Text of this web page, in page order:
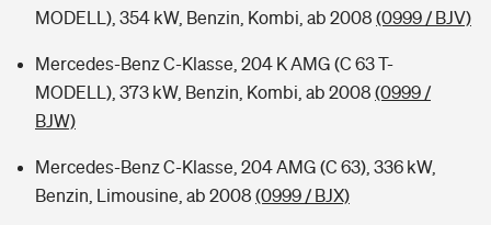
MODELL), 354 kW, Benzin, Kombi, ab 2008 (0999 / BJV)
Mercedes-Benz C-Klasse, 204 K AMG (C 63 T-
MODELL), 373 kW, Benzin, Kombi, ab 2008 (0999 /
BJW)
Mercedes-Benz C-Klasse, 204 AMG (C 63), 336 kW,
Benzin, Limousine, ab 2008 (0999 / BJX)